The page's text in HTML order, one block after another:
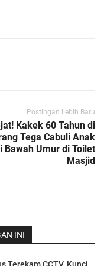
Postingan Lebih Baru
Kakek 60 Tahun di
Tega Cabuli Anak
Bawah Umur di Toilet
Masjid
INI